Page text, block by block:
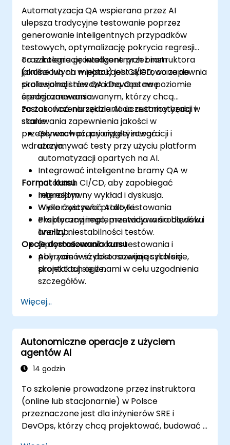
Automatyzacja QA wspierana przez AI
ulepsza tradycyjne testowanie poprzez
generowanie inteligentnych przypadków
testowych, optymalizację pokrycia regresji
oraz integrację inteligentnych bram
jakościowych w potokach CI/CD, co zapewnia
skalowalną i niezawodną dostawę
oprogramowania.
To szkolenie prowadzone przez instruktora
(online lub na miejscu) jest skierowane do
profesjonalistów QA i DevOps na poziomie
średniozaawansowanym, którzy chcą
zastosować narzędzia AI do automatyzacji i
skalowania zapewnienia jakości w
przepływach pracy ciągłej integracji i
wdrażania.
Po zakończeniu szkolenia uczestnicy będą w
stanie:
Generować, priorytetyzować i
utrzymywać testy przy użyciu platform
automatyzacji opartych na AI.
Integrować inteligentne bramy QA w
potokach CI/CD, aby zapobiegać
regresjom.
Wykorzystywać AI do testowania
eksploracyjnego, przewidywania błędów i
analizy niestabilności testów.
Optymalizować czas testowania i
pokrycie w szybko rozwijających się
projektach agile.
Format kursu
Interaktywny wykład i dyskusja.
Wiele ćwiczeń i praktyki.
Praktyczna implementacja w środowisku
live-lab.
Opcje dostosowania kursu
Aby zamówić dostosowane szkolenie,
skontaktuj się z nami w celu uzgodnienia
szczegółów.
Więcej...
Autonomiczne operacje z użyciem
agentów AI
14 godzin
To szkolenie prowadzone przez instruktora
(online lub stacjonarnie) w Polsce
przeznaczone jest dla inżynierów SRE i
DevOps, którzy chcą projektować, budować i